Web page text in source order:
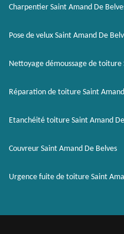
Charpentier Saint Amand De
Pose de velux Saint Amand De
Nettoyage démoussage de toiture
Réparation de toiture Saint
Etanchéité toiture Saint Amand
Couvreur Saint Amand De Belves
Urgence fuite de toiture Saint